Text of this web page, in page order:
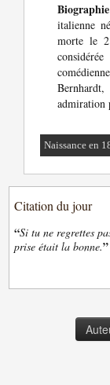
italienne
morte le
admiration
Naissance en
Citation du jour
“Si tu ne regrettes
prise était la bonne.”